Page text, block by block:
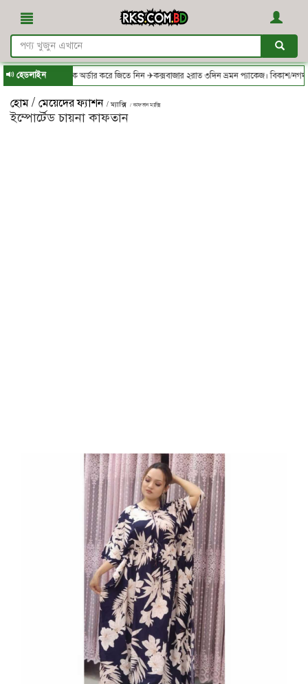
হেডলাইন- থেকে অর্ডার করে জিতে নিন ✈কক্সবাজার ২রাত ৩দিন ভ্রমন প্যাকেজ। বিকাশ/নগদ/
হোম / মেয়েদের ফ্যাশন / ম্যাক্সি / কাফতান ম্যাক্সি
ইম্পোর্টেড চায়না কাফতান